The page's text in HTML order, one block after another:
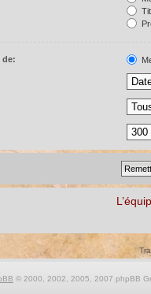
de:
© 2000, 2002, 2005, 2007 phpBB